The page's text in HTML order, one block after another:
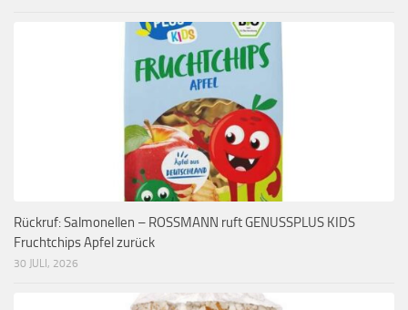
Rückruf: Salmonellen – ROSSMANN ruft GENUSSPLUS KIDS
Fruchtchips Apfel zurück
30 JULI, 2026